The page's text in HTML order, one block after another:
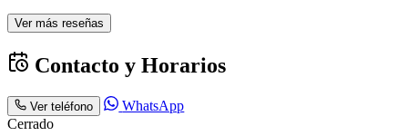
Ver más reseñas
Contacto y Horarios
Ver teléfono
WhatsApp
Cerrado